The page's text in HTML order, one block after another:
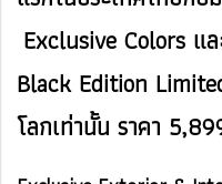
Exclusive Colors แ
Black Edition
โลกเท่านั้น ราคา